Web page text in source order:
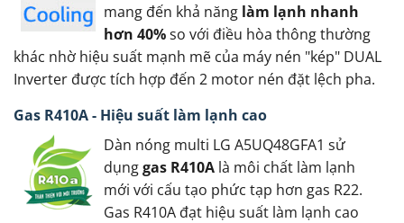
mang đến khả năng làm lạnh nhanh
hơn 40%so với điều hòa thông thường
khác nhờ hiệu suất mạnh mẽ của máy nén "kép" DUAL
Inverter được tích hợp đến 2 motor nén đặt lệch pha.
Gas R410A - Hiệu suất làm lạnh cao
Dàn nóng multi LG A5UQ48GFA1 sử
dụnggas R410A là môi chất làm lạnh
mới với cấu tạo phức tạp hơn gas R22.
Gas R410A đạt hiệu suất làm lạnh cao